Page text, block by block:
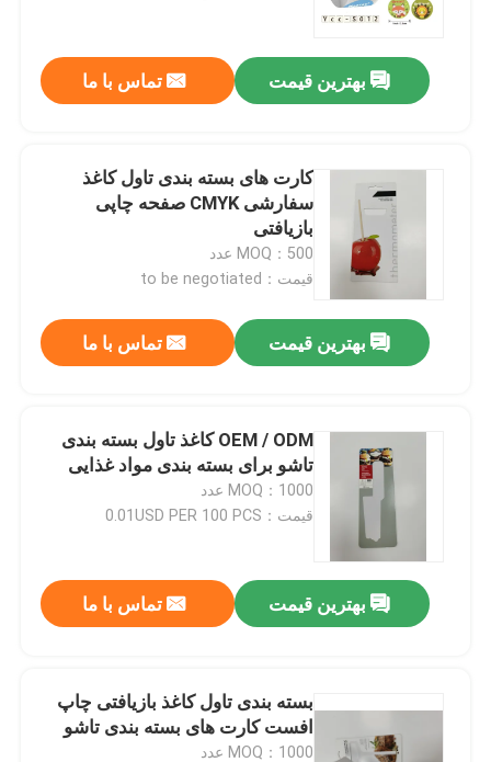
بهترین قیمت تماس با ما
کارت های بسته بندی تاول کاغذ
سفارشی CMYK صفحه چاپی
بازیافتی
MOQ：500 عدد
قیمت：to be negotiated
بهترین قیمت تماس با ما
OEM / ODM کاغذ تاول بسته بندی
تاشو برای بسته بندی مواد غذایی
MOQ：1000 عدد
قیمت：0.01USD PER 100 PCS
بهترین قیمت تماس با ما
بسته بندی تاول کاغذ بازیافتی چاپ
افست کارت های بسته بندی تاشو
MOQ：1000 عدد